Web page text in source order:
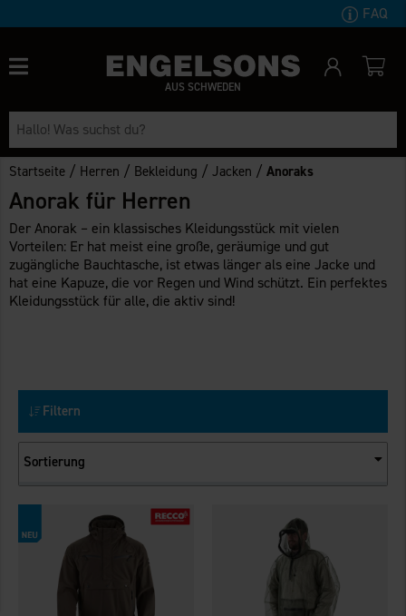
FAQ
AUS SCHWEDEN
Startseite / Herren / Bekleidung /Jacken /Anoraks
Anorak für Herren
Der Anorak – ein klassisches Kleidungsstück mit vielen
Vorteilen: Er hat meist eine große, geräumige und gut
zugängliche Bauchtasche, ist etwas länger als eine Jacke und
hat eine Kapuze, die vor Regen und Wind schützt. Ein perfektes
Kleidungsstück für alle, die aktiv sind!
Filtern
Sortierung